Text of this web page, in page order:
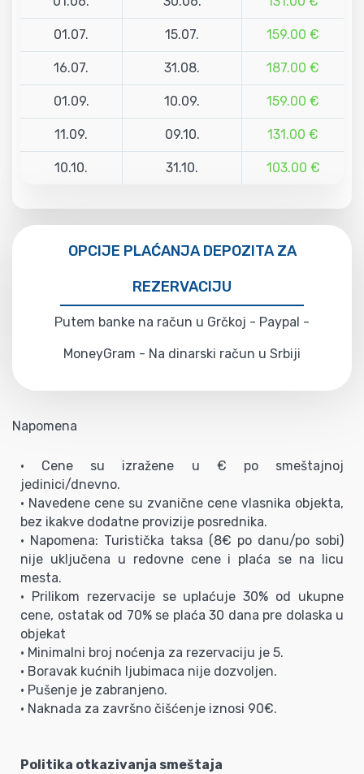
01.07. 15.07. 159.00 €
16.07. 31.08. 187.00 €
01.09. 10.09. 159.00 €
11.09. 09.10. 131.00 €
10.10. 31.10. 103.00 €
OPCIJE PLAĆANJA DEPOZITA ZA
REZERVACIJU
Putem banke na račun u Grčkoj - Paypal -
MoneyGram - Na dinarski račun u Srbiji
Napomena
• Cene su izražene u € po smeštajnoj
jedinici/dnevno.
• Navedene cene su zvanične cene vlasnika objekta,
bez ikakve dodatne provizije posrednika.
• Napomena: Turistička taksa (8€ po danu/po sobi)
nije uključena u redovne cene i plaća se na licu
mesta.
• Prilikom rezervacije se uplaćuje 30% od ukupne
cene, ostatak od 70% se plaća 30 dana pre dolaska u
objekat
• Minimalni broj noćenja za rezervaciju je 5.
• Boravak kućnih ljubimaca nije dozvoljen.
• Pušenje je zabranjeno.
• Naknada za završno čišćenje iznosi 90€.
Politika otkazivanja smeštaja